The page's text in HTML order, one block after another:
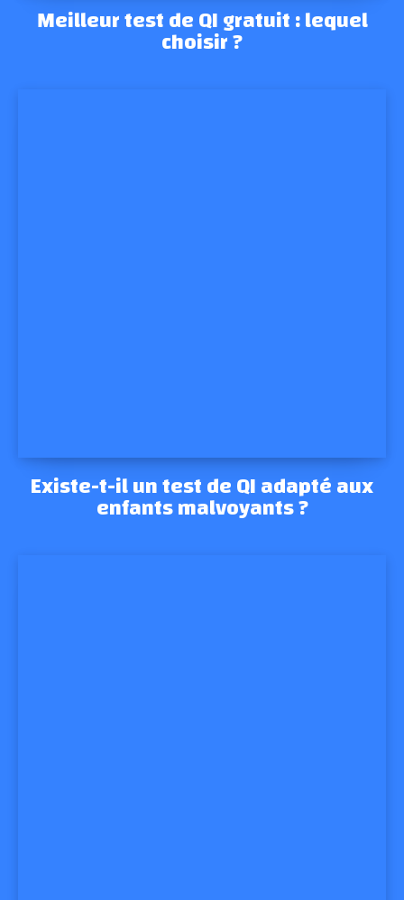
Meilleur test de QI gratuit : lequel
choisir ?
Existe-t-il un test de QI adapté aux
enfants malvoyants ?